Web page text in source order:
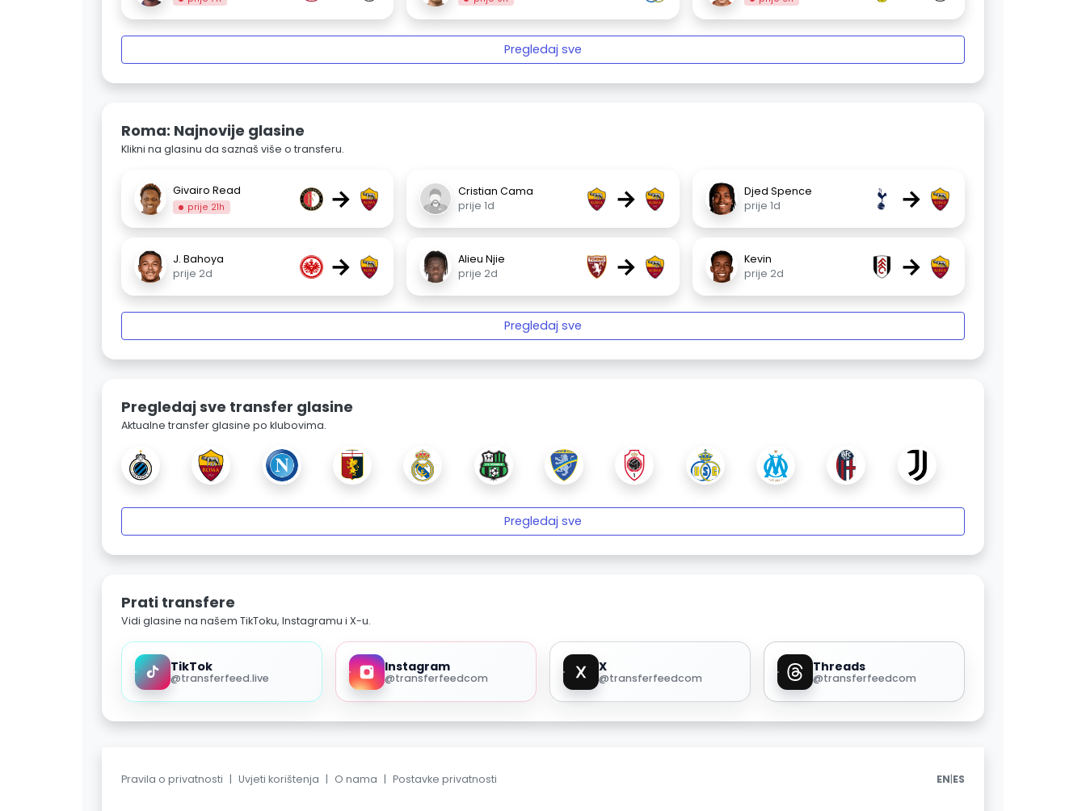
Pregledaj sve
Roma: Najnovije glasine
Klikni na glasinu da saznaš više o transferu.
Givairo Read
prije 21h →
Cristian Cama
prije 1d
→
Djed Spence
prije 1d
→
J. Bahoya
prije 2d
→
Alieu Njie
prije 2d
→
Kevin
prije 2d
→
Pregledaj sve
Pregledaj sve transfer glasine
Aktualne transfer glasine po klubovima.
Pregledaj sve
Prati transfere
Vidi glasine na našem TikToku, Instagramu i X-u.
TikTok
@transferfeed.live
Instagram
@transferfeedcom
X
@transferfeedcom
Threads
@transferfeedcom
Pravila o privatnosti | Uvjeti korištenja | O nama | Postavke privatnosti EN|ES